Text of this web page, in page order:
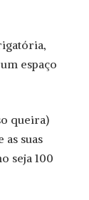
espaço
queira)
as suas
seja 100